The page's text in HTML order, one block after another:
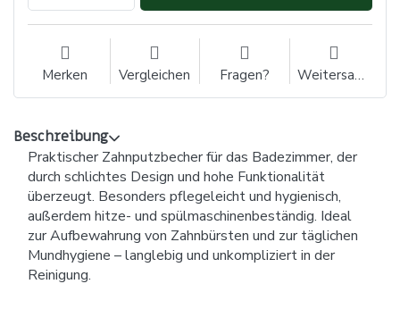
Merken Vergleichen Fragen? Weitersagen
Beschreibung
Praktischer Zahnputzbecher für das Badezimmer, der
durch schlichtes Design und hohe Funktionalität
überzeugt. Besonders pflegeleicht und hygienisch,
außerdem hitze- und spülmaschinenbeständig. Ideal
zur Aufbewahrung von Zahnbürsten und zur täglichen
Mundhygiene – langlebig und unkompliziert in der
Reinigung.